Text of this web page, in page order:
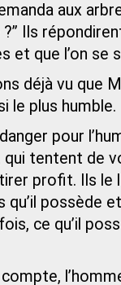
aux
Ils
et que l’on se
déjà vu que
le plus humble.
pour
tentent de
tirer profit. Ils le
qu’il possède
ce qu’il
compte,